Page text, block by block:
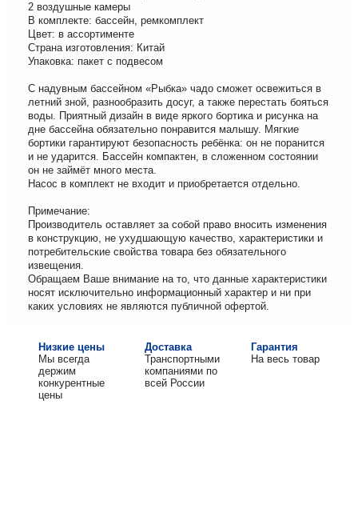
2 воздушные камеры
В комплекте: бассейн, ремкомплект
Цвет: в ассортименте
Страна изготовления: Китай
Упаковка: пакет с подвесом
С надувным бассейном «Рыбка» чадо сможет освежиться в
летний зной, разнообразить досуг, а также перестать бояться
воды. Приятный дизайн в виде яркого бортика и рисунка на
дне бассейна обязательно понравится малышу. Мягкие
бортики гарантируют безопасность ребёнка: он не поранится
и не ударится. Бассейн компактен, в сложенном состоянии
он не займёт много места.
Насос в комплект не входит и приобретается отдельно.
Примечание:
Производитель оставляет за собой право вносить изменения
в конструкцию, не ухудшающую качество, характеристики и
потребительские свойства товара без обязательного
извещения.
Обращаем Ваше внимание на то, что данные характеристики
носят исключительно информационный характер и ни при
каких условиях не являются публичной офертой.
Низкие цены
Мы всегда
держим
конкурентные
цены
Доставка
Транспортными
компаниями по
всей России
Гарантия
На весь товар